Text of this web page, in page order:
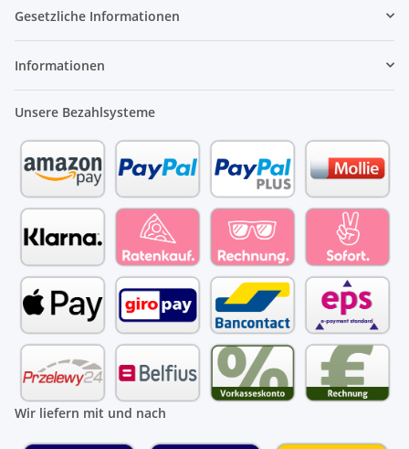
Gesetzliche Informationen
Informationen
Unsere Bezahlsysteme
Wir liefern mit und nach